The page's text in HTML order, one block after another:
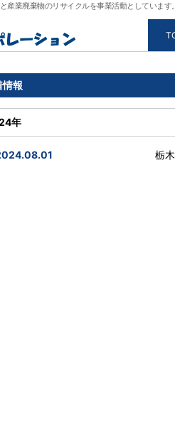
、砕石と産業廃棄物のリサイクルを事
情報
年
栃